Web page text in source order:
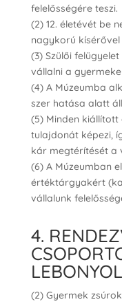
felelősségére teszi.
(2) 12. életévét be
nagykorú
(3) Szülői
vállalni a
(4) A Múzeumba
szer hatása alatt
(5) Minden
tulajdonát képezi,
kár megtérítését a
(6) A Múzeumban
értéktárgyakért
vállalunk
4.
(2) Gyermek